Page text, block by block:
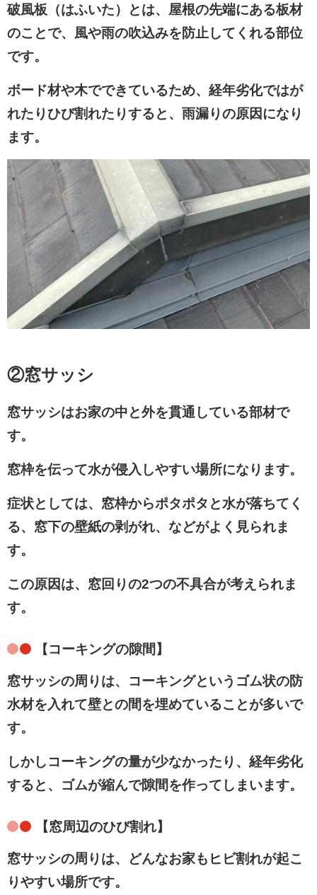
破風板（はふいた）とは、屋根の先端にある板材
のことで、風や雨の吹込みを防止してくれる部位
です。
ボード材や木でできているため、経年劣化ではが
れたりひび割れたりすると、雨漏りの原因になり
ます。
②窓サッシ
窓サッシはお家の中と外を貫通している部材で
す。
窓枠を伝って水が侵入しやすい場所になります。
症状としては、 窓枠からポタポタと水が落ちてく
る、窓下の壁紙の剥がれ、などがよく見られま
す。
この原因は、窓回りの2つの不具合が考えられま
す。
【 コーキングの隙間】
窓サッシの周りは、コーキングというゴム状の防
水材を入れて壁との間を埋めていることが多いで
す。
しかしコーキングの量が少なかったり、経年劣化
すると、ゴムが縮んで隙間を作ってしまいます。
【窓周辺のひび割れ】
窓サッシの周りは、どんなお家もヒビ割れが起こ
りやすい場所です。